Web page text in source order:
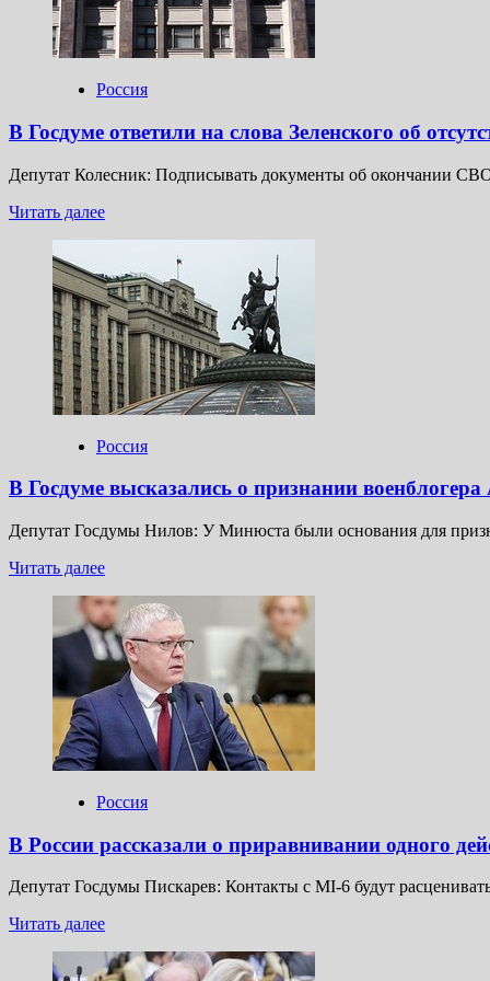
ВСУ
на
Крым
Россия
В Госдуме ответили на слова Зеленского об
Депутат Колесник: Подписывать документы об окончании
Читать далееПрочитать
В
Госдуме
ответили
на
слова
Зеленского
об
отсутствии
документа
окончании
Россия
В Госдуме высказались о признании
Депутат Госдумы Нилов: У Минюста были основания для
Читать далееПрочитать
о
В
Госдуме
высказались
о
признании
военблогера
Алехина
иноагентом
Россия
В России рассказали о приравнивании одного
Депутат Госдумы Пискарев: Контакты с MI-6 будут
Читать далееПрочитать
о